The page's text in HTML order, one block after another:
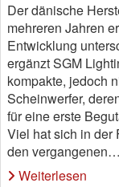
Der dänische
mehreren Jahren
Entwicklung
ergänzt SGM
kompakte, jedoch
Scheinwerfer,
für eine erste
Viel hat sich in der
den vergangenen…
Weiterlesen